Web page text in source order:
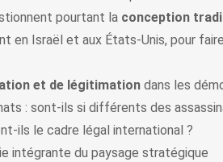
pourtant la conception
en Israël et aux États-Unis, pour
et de légitimation dans les
: sont-ils si différents des
ils le cadre légal international ?
intégrante du paysage stratégique